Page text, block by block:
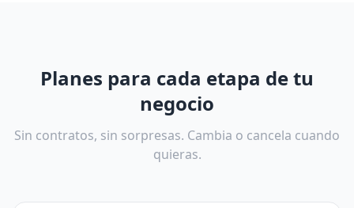
Planes para cada etapa de tu
negocio
Sin contratos, sin sorpresas. Cambia o cancela cuando
quieras.